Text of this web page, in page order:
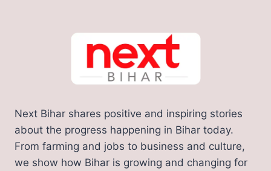
3
लखपति
बनने
आसान
तरीका
Next Bihar shares positive and inspiring stories
about the progress happening in Bihar today.
From farming and jobs to business and culture,
we show how Bihar is growing and changing for